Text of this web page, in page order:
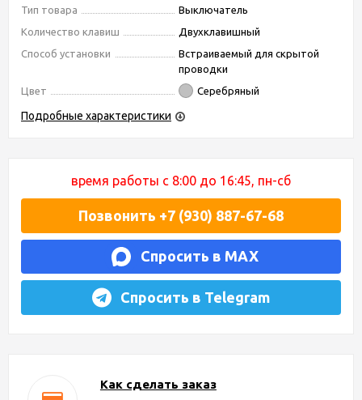
Тип товара
Выключатель
Количество клавиш
Двухклавишный
Способ установки
Встраиваемый для скрытой
проводки
Цвет
Серебряный
Подробные характеристики
время работы с 8:00 до 16:45, пн-сб
Позвонить +7 (930) 887-67-68
Спросить в MAX
Спросить в Telegram
Как сделать заказ